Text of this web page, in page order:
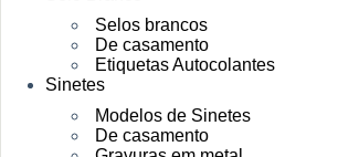
Selos brancos
De casamento
Etiquetas Autocolantes
Sinetes
Modelos de Sinetes
De casamento